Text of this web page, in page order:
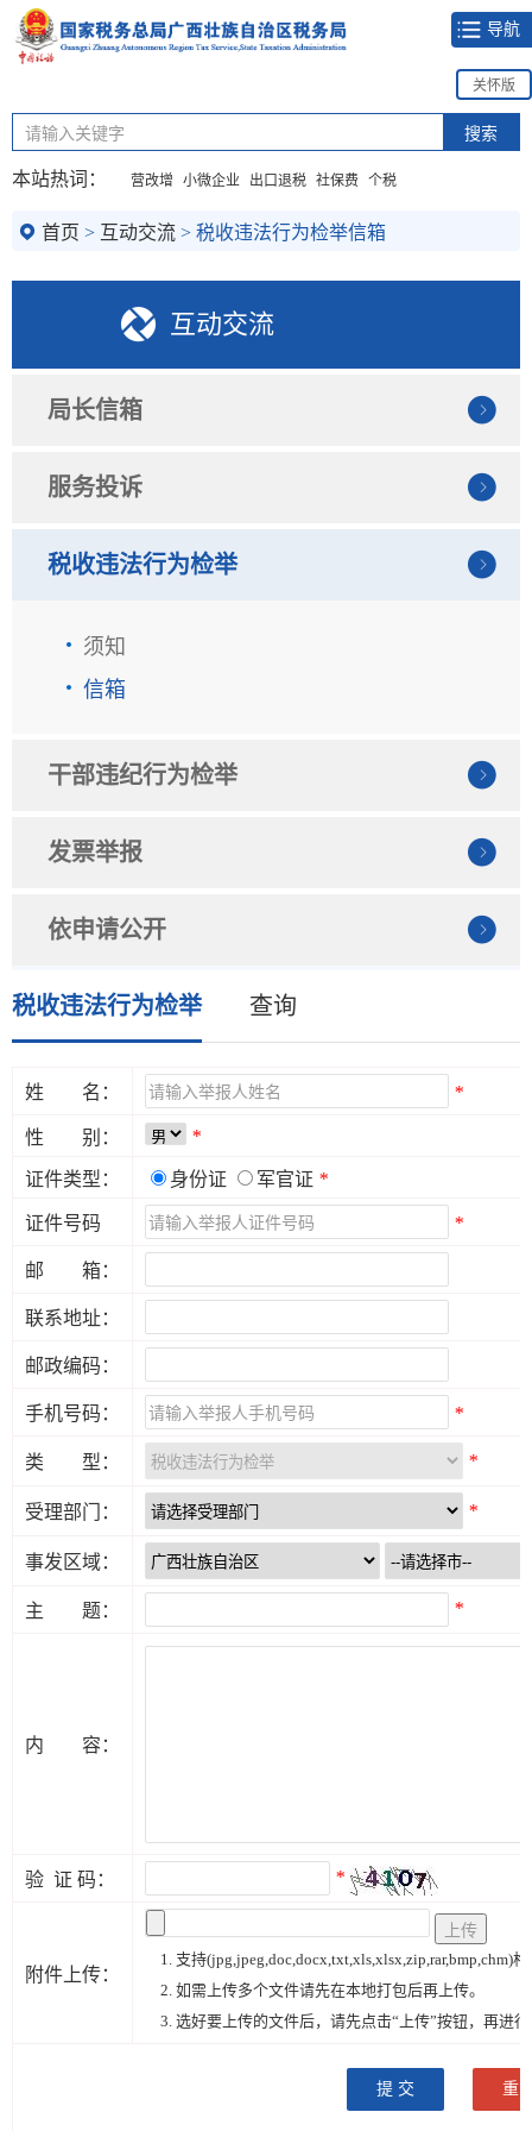
导航
关怀版
本站热词： 营改增 小微企业 出口退税 社保费 个税
首页 > 互动交流 > 税收违法行为检举信箱
互动交流
局长信箱
服务投诉
税收违法行为检举
须知
信箱
干部违纪行为检举
发票举报
依申请公开
税收违法行为检举 查询
姓 名： *
性 别： *
证件类型： 身份证 军官证 *
证件号码 *
邮 箱：
联系地址：
邮政编码：
手机号码： *
类 型： *
受理部门： *
事发区域：
主 题： *
内 容：
验 证 码： *
附件上传：
1. 支持(jpg,jpeg,doc,docx,txt,xls,xlsx,zip,rar,bmp,chm)
2. 如需上传多个文件请先在本地打包后再上传。
3. 选好要上传的文件后，请先点击“上传”按钮，再进